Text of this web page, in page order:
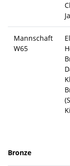
Mannschaft
W65
Bronze